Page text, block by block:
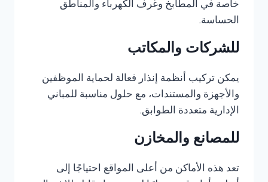
خاصة في المطابخ وغرف الكهرباء والمناطق
الحساسة.
للشركات والمكاتب
يمكن تركيب أنظمة إنذار فعالة لحماية الموظفين
والأجهزة والمستندات، مع حلول مناسبة للمباني
الإدارية متعددة الطوابق.
للمصانع والمخازن
تعد هذه الأماكن من أعلى المواقع احتياجًا إلى